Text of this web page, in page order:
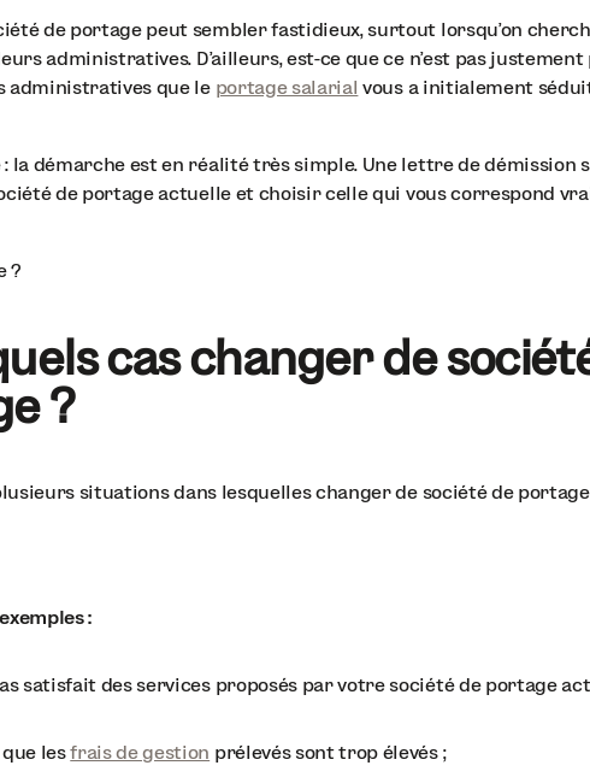
de portage peut sembler fastidieux, surtout lorsqu’on
administratives. D’ailleurs, est-ce que ce n’est pas
administratives que le portage salarial vous a initialement
: la démarche est en réalité très simple. Une lettre de démission
de portage actuelle et choisir celle qui vous correspond
?
cas changer de
?
situations dans lesquelles changer de société de
:
satisfait des services proposés par votre société de portage
que lesfrais de gestion prélevés sont trop élevés ;